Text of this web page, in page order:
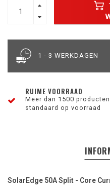
1 - 3 WERKDAGEN
RUIME VOORRAAD
Meer dan 1500 producten
standaard op voorraad
SolarEdge 50A Split - Core